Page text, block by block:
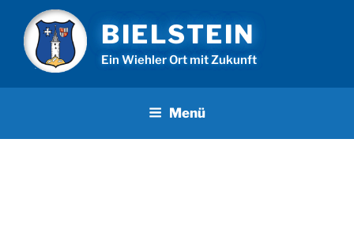
Inhalt
springen
BIELSTEIN
Ein Wiehler Ort mit Zukunft
Menü